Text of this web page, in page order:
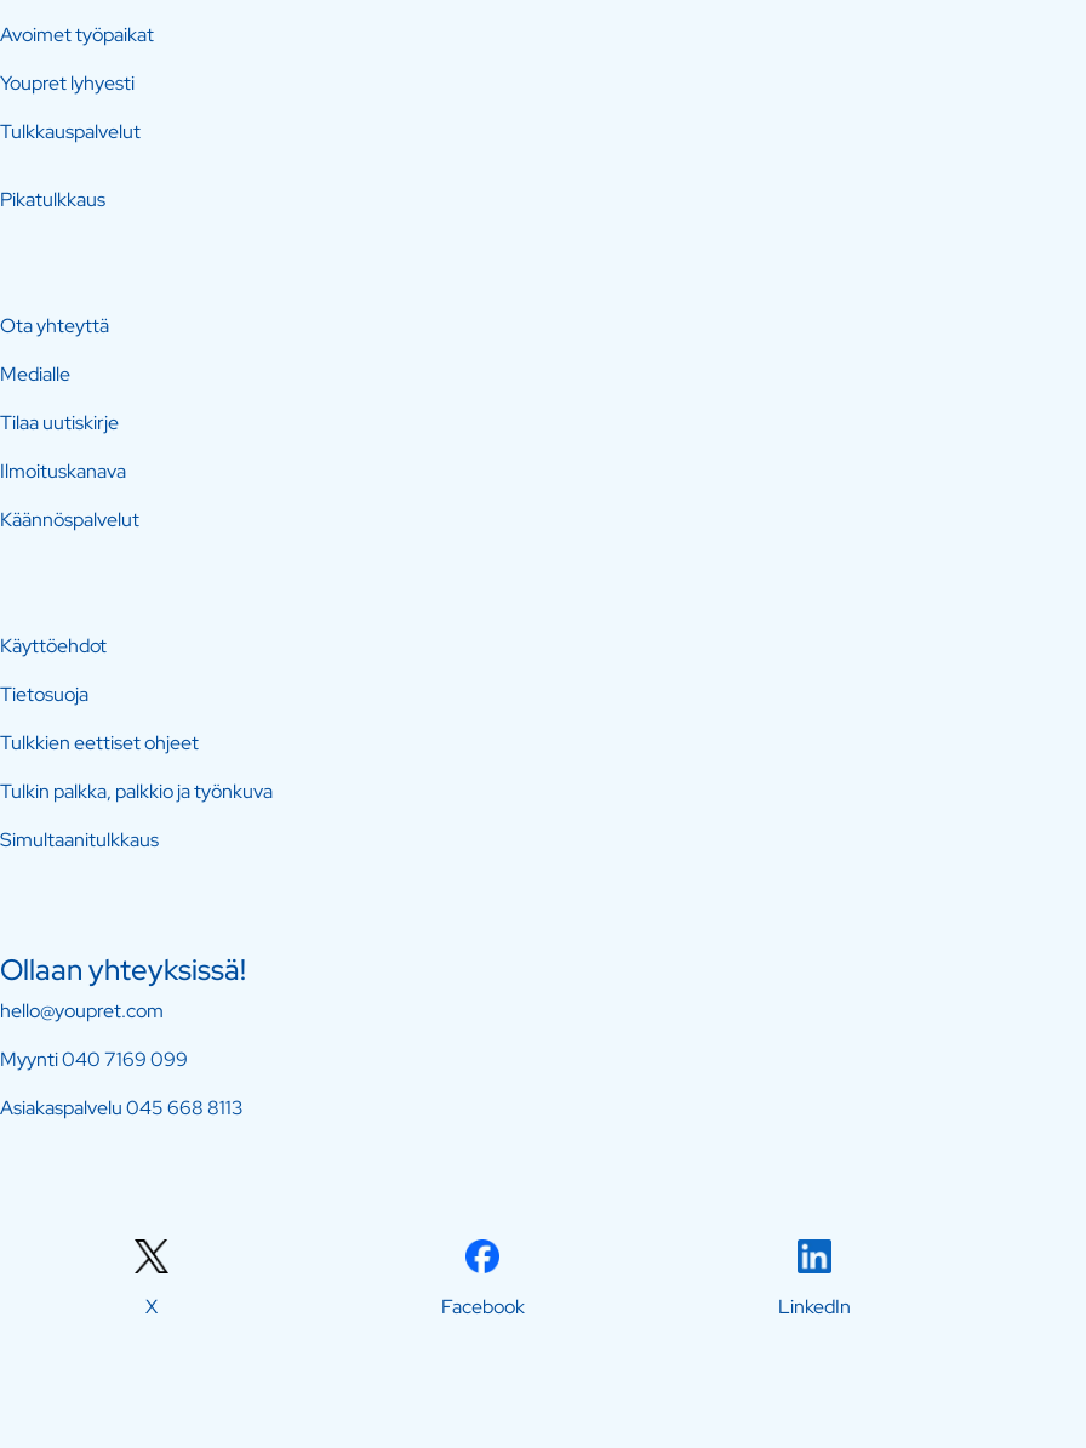
Avoimet työpaikat
Youpret lyhyesti
Tulkkauspalvelut
Pikatulkkaus
Ota yhteyttä
Medialle
Tilaa uutiskirje
Ilmoituskanava
Käännöspalvelut
Käyttöehdot
Tietosuoja
Tulkkien eettiset ohjeet
Tulkin palkka, palkkio ja työnkuva
Simultaanitulkkaus
Ollaan yhteyksissä!
hello@youpret.com
Myynti040 7169 099
Asiakaspalvelu045 668 8113
X Facebook LinkedIn